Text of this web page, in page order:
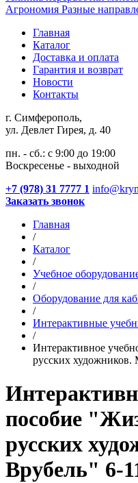
Агрономия Разные
Главная
Каталог
Доставка и оплата
Гарантия и возврат
Новости
Контакты
г. Симферополь,
ул. Девлет Гирея, д. 40
пн. - сб.: с 9:00 до 19:00
Воскресенье - выходной
+7 (978) 31 7777 1
Заказать звонок
Главная
/
Каталог
/
Учебное
/
Оборудование для
/
Интерактивные
/
Интерактивное
русских
пособие
русских
Врубель" 6-